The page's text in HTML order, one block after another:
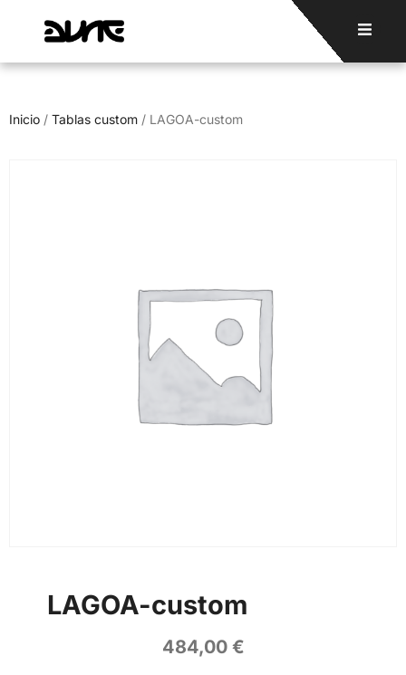
Inicio / Tablas custom / LAGOA-custom
LAGOA-custom
484,00 €